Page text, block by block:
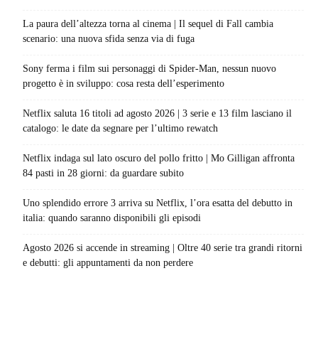
La paura dell’altezza torna al cinema | Il sequel di Fall cambia
scenario: una nuova sfida senza via di fuga
Sony ferma i film sui personaggi di Spider-Man, nessun nuovo
progetto è in sviluppo: cosa resta dell’esperimento
Netflix saluta 16 titoli ad agosto 2026 | 3 serie e 13 film lasciano il
catalogo: le date da segnare per l’ultimo rewatch
Netflix indaga sul lato oscuro del pollo fritto | Mo Gilligan affronta
84 pasti in 28 giorni: da guardare subito
Uno splendido errore 3 arriva su Netflix, l’ora esatta del debutto in
italia: quando saranno disponibili gli episodi
Agosto 2026 si accende in streaming | Oltre 40 serie tra grandi ritorni
e debutti: gli appuntamenti da non perdere